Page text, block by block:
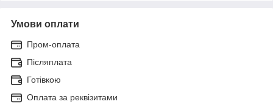
Умови оплати
Пром-оплата
Післяплата
Готівкою
Оплата за реквізитами